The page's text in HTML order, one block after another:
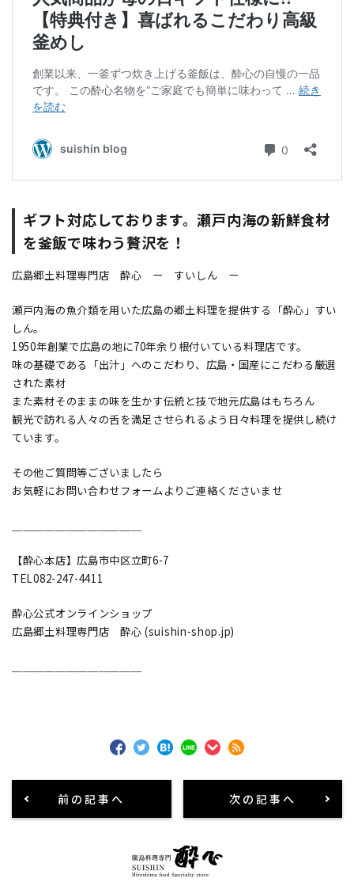
ギフト対応しております。瀬戸内海の新鮮食材
を釜飯で味わう贅沢を！
広島郷土料理専門店 酔心 ー すいしん ー
瀬戸内海の魚介類を用いた広島の郷土料理を提供する「酔心」すい
しん。
1950年創業で広島の地に70年余り根付いている料理店です。
味の基礎である「出汁」へのこだわり、広島・国産にこだわる厳選
された素材
また素材そのままの味を生かす伝統と技で地元広島はもちろん
観光で訪れる人々の舌を満足させられるよう日々料理を提供し続け
ています。
その他ご質問等ございましたら
お気軽にお問い合わせフォームよりご連絡くださいませ
【酔心本店】広島市中区立町6-7
TEL082-247-4411
酔心公式オンラインショップ
広島郷土料理専門店 酔心 (suishin-shop.jp)
前の記事へ 次の記事へ